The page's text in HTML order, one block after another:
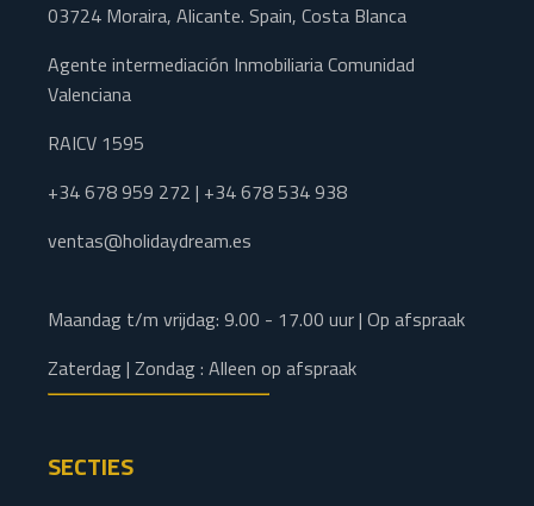
03724 Moraira, Alicante. Spain, Costa Blanca
Agente intermediación Inmobiliaria Comunidad
Valenciana
RAICV 1595
+34 678 959 272 | +34 678 534 938
ventas@holidaydream.es
Maandag t/m vrijdag: 9.00 - 17.00 uur | Op afspraak
Zaterdag | Zondag : Alleen op afspraak
SECTIES